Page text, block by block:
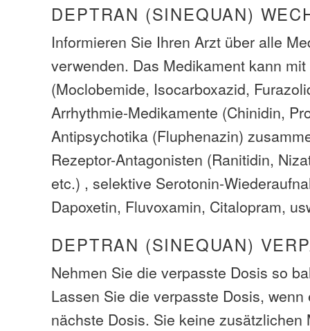
DEPTRAN (SINEQUAN)
Informieren Sie Ihren Arzt über alle
verwenden. Das Medikament kann
(Moclobemide, Isocarboxazid,
Arrhythmie-Medikamente (Chinidin,
Antipsychotika (Fluphenazin)
Rezeptor-Antagonisten (Ranitidin,
etc.) , selektive Serotonin-
Dapoxetin, Fluvoxamin, Citalopram,
DEPTRAN (SINEQUAN)
Nehmen Sie die verpasste Dosis so
Lassen Sie die verpasste Dosis,
nächste Dosis. Sie keine zusätzlichen